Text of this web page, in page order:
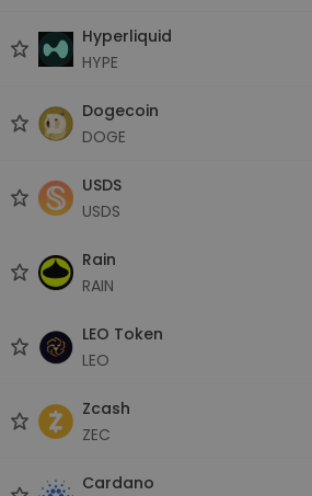
Hyperliquid
HYPE
Dogecoin
DOGE
USDS
USDS
Rain
RAIN
LEO Token
LEO
Zcash
ZEC
Cardano